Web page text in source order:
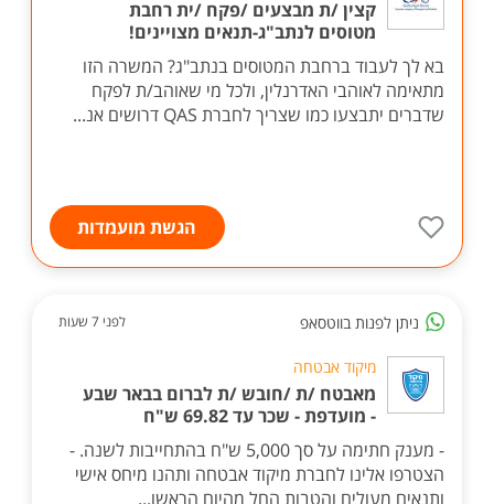
קצין /ת מבצעים /פקח /ית רחבת
מטוסים לנתב"ג-תנאים מצויינים!
בא לך לעבוד ברחבת המטוסים בנתב"ג? המשרה הזו
מתאימה לאוהבי האדרנלין, ולכל מי שאוהב/ת לפקח
שדברים יתבצעו כמו שצריך לחברת QAS דרושים אנ...
הגשת מועמדות
ניתן לפנות בווטסאפ לפני 7 שעות
מיקוד אבטחה
מאבטח /ת /חובש /ת לברום בבאר שבע
- מועדפת - שכר עד 69.82 ש"ח
- מענק חתימה על סך 5,000 ש"ח בהתחייבות לשנה. -
הצטרפו אלינו לחברת מיקוד אבטחה ותהנו מיחס אישי
ותנאים מעולים והטבות החל מהיום הראשו...